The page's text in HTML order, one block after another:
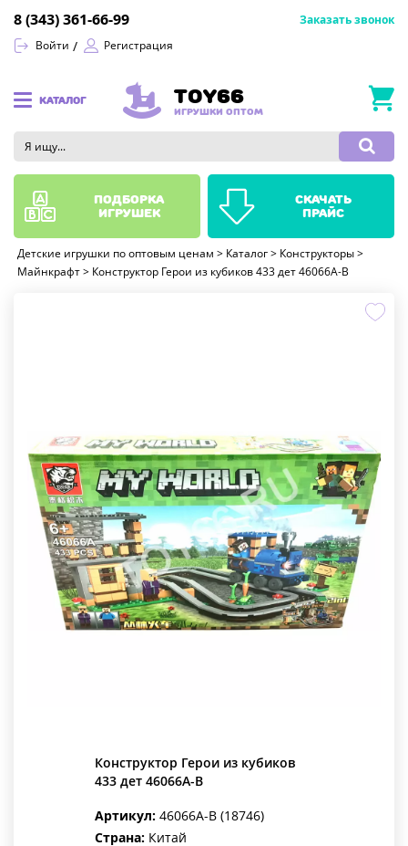
Войти Регистрация
8 (343) 361-66-99 Заказать звонок
КАТАЛОГ TOY66
ИГРУШКИ ОПТОМ
Детские игрушки по оптовым ценам > Каталог > Конструкторы >
Майнкрафт > Конструктор Герои из кубиков 433 дет 46066A-B
Конструктор Герои из кубиков
433 дет 46066A-B
Артикул: 46066A-B (18746)
Страна: Китай
подборка
игрушек
скачать
прайс